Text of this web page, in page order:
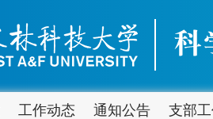
工作动态 通知公告 支部